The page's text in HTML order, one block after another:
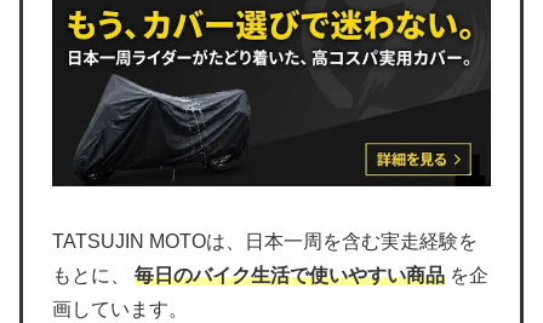
TATSUJIN MOTOは、日本一周を含む実走経験を
もとに、 毎日のバイク生活で使いやすい商品 を企
画しています。